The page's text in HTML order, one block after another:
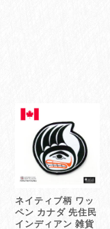
ネイティブ柄 ワッ
ペン カナダ 先住民
インディアン 雑貨